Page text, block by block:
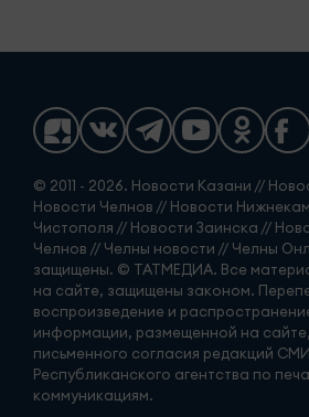
© 2011 - 2026. Новости Казани //
Новости Челнов // Новости
Чистополя // Новости Заинска //
Челнов // Челны новости // Челны
защищены. © ТАТМЕДИА. Все
на сайте, защищены законом.
воспроизведение и
информации, размещенной на
письменного согласия редакций
Республиканского агентства по
коммуникациям.